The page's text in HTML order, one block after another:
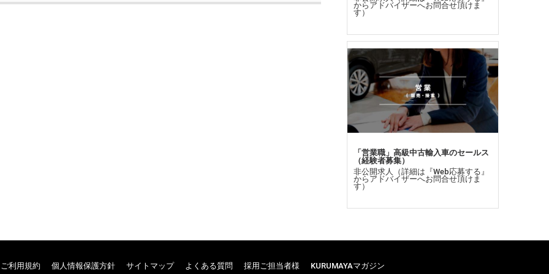
からアドバイザーへお問合せ頂けま
す）
「営業職」高級中古輸入車のセールス
（経験者募集）
非公開求人（詳細は『Web応募する』
からアドバイザーへお問合せ頂けま
す）
ご利用規約 個人情報保護方針 サイトマップ よくある質問 採用ご担当者様 KURUMAYAマガジン